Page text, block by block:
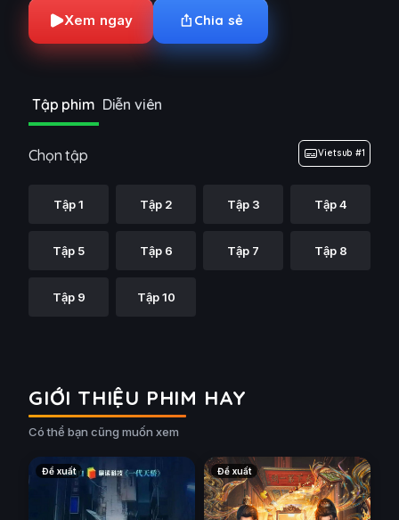
Xem ngay Chia sẻ
Tập phim Diễn viên
Chọn tập Vietsub #1
Tập 1 Tập 2 Tập 3 Tập 4
Tập 5 Tập 6 Tập 7 Tập 8
Tập 9 Tập 10
GIỚI THIỆU PHIM HAY
Có thể bạn cũng muốn xem
Đề xuất Đề xuất